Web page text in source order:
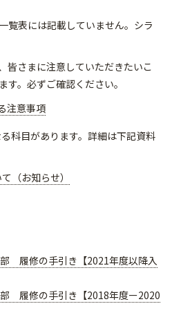
表には記載していません。シラ
皆さまに注意していただきたいこ
す。必ずご確認ください。
注意事項
科目があります。詳細は下記資料
（お知らせ）
履修の手引き【2021年度以降入
履修の手引き【2018年度ー2020